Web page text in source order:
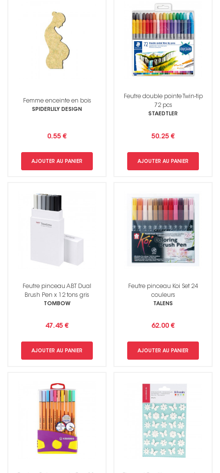
Femme enceinte en bois
SPIDERLILY DESIGN
0.55 €
AJOUTER AU PANIER
Feutre double pointe Twin-tip
72 pcs
STAEDTLER
50.25 €
AJOUTER AU PANIER
Feutre pinceau ABT Dual
Brush Pen x 12 tons gris
TOMBOW
47.45 €
AJOUTER AU PANIER
Feutre pinceau Koi Set 24
couleurs
TALENS
62.00 €
AJOUTER AU PANIER